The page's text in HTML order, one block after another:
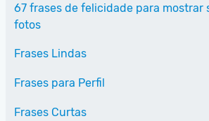
67 frases de felicidade para mostrar
fotos
Frases Lindas
Frases para Perfil
Frases Curtas